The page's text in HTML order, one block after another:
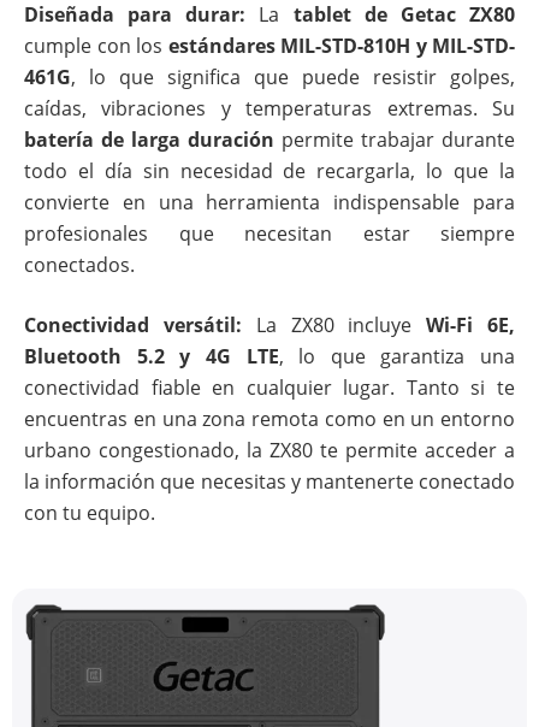
Diseñada para durar: La tablet de Getac ZX80
cumple con los estándares MIL-STD-810H y MIL-STD-
461G, lo que significa que puede resistir golpes,
caídas, vibraciones y temperaturas extremas. Su
batería de larga duración permite trabajar durante
todo el día sin necesidad de recargarla, lo que la
convierte en una herramienta indispensable para
profesionales que necesitan estar siempre
conectados.
Conectividad versátil: La ZX80 incluyeWi-Fi 6E,
Bluetooth 5.2 y 4G LTE, lo que garantiza una
conectividad fiable en cualquier lugar. Tanto si te
encuentras en una zona remota como en un entorno
urbano congestionado, la ZX80 te permite acceder a
la información que necesitas y mantenerte conectado
con tu equipo.